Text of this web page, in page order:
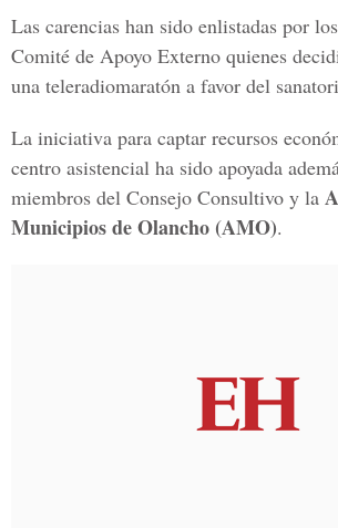
Las carencias han sido enlistadas por
Comité de Apoyo Externo quienes
una teleradiomaratón a favor del
La iniciativa para captar recursos
centro asistencial ha sido apoyada
miembros del Consejo Consultivo y la
Municipios de Olancho (AMO).